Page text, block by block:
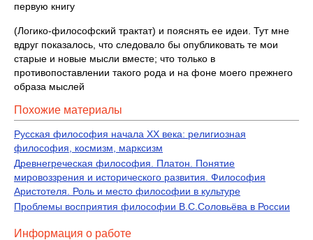
первую книгу
(Логико-философский трактат) и пояснять ее идеи. Тут мне
вдруг показалось, что следовало бы опубликовать те мои
старые и новые мысли вместе; что только в
противопоставлении такого рода и на фоне моего прежнего
образа мыслей
Похожие материалы
Русская философия начала XX века: религиозная
философия, космизм, марксизм
Древнегреческая философия. Платон. Понятие
мировоззрения и исторического развития. Философия
Аристотеля. Роль и место философии в культуре
Проблемы восприятия философии В.С.Соловьёва в России
Информация о работе